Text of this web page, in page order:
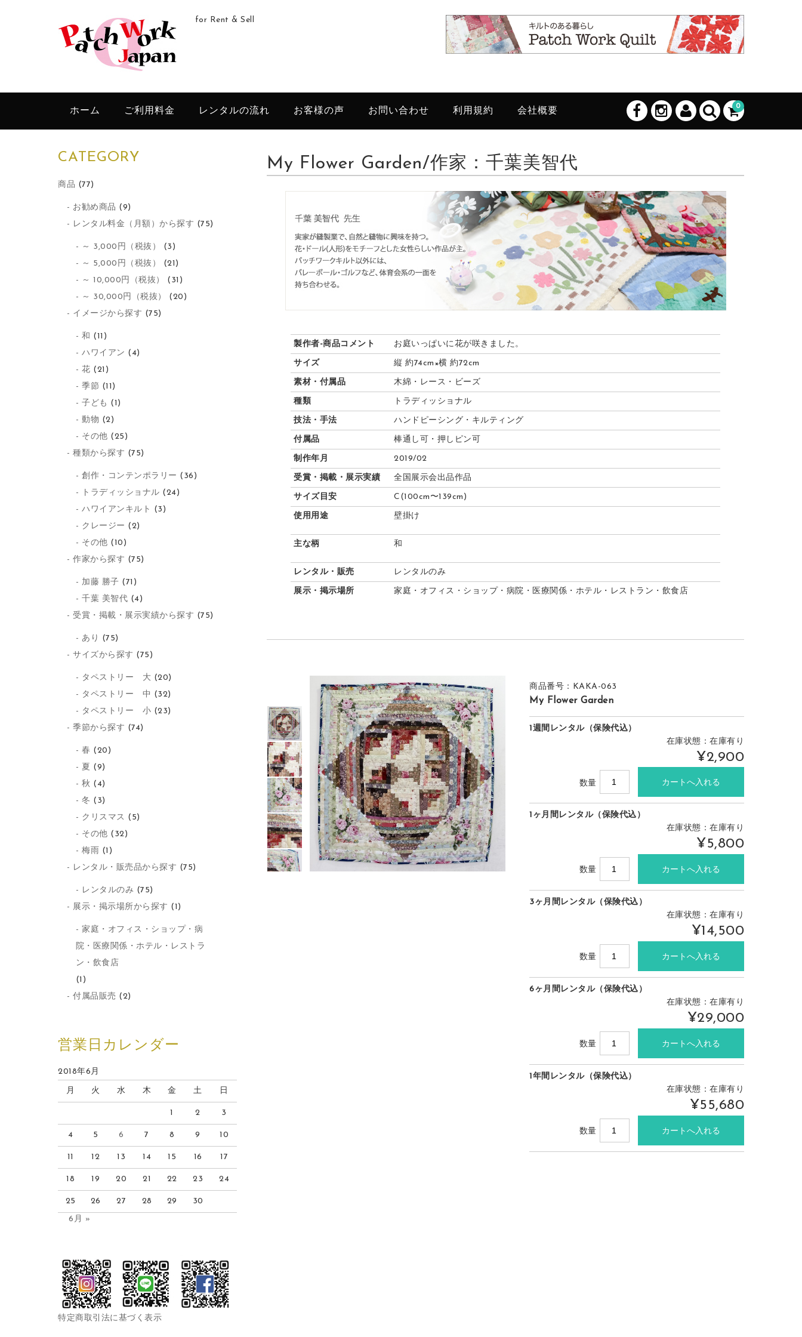
for Rent & Sell
0
ホーム ご利用料金 レンタルの流れ お客様の声 お問い合わせ 利用規約 会社概要
My Flower Garden/作家：千葉美智代
製作者-商品コメント お庭いっぱいに花が咲きました。
サイズ 縦 約74cm×横 約72cm
素材・付属品 木綿・レース・ビーズ
種類 トラディッショナル
技法・手法 ハンドピーシング・キルティング
付属品 棒通し可・押しピン可
制作年月 2019/02
受賞・掲載・展示実績 全国展示会出品作品
サイズ目安 C(100cm〜139cm)
使用用途 壁掛け
主な柄 和
レンタル・販売 レンタルのみ
展示・掲示場所 家庭・オフィス・ショップ・病院・医療関係・ホテル・レストラン・飲食店
商品番号：KAKA-063
My Flower Garden
1週間レンタル（保険代込）
在庫状態：在庫有り
¥2,900
数量
1ヶ月間レンタル（保険代込）
在庫状態：在庫有り
¥5,800
数量
3ヶ月間レンタル（保険代込）
在庫状態：在庫有り
¥14,500
数量
6ヶ月間レンタル（保険代込）
在庫状態：在庫有り
¥29,000
数量
1年間レンタル（保険代込）
在庫状態：在庫有り
¥55,680
数量
CATEGORY
商品 (77)
お勧め商品 (9)
レンタル料金（月額）から探す (75)
～ 3,000円（税抜）
(3)
～ 5,000円（税抜）
(21)
～ 10,000円（税抜）
(31)
～ 30,000円（税抜）
(20)
イメージから探す (75)
和 (11)
ハワイアン (4)
花 (21)
季節 (11)
子ども (1)
動物 (2)
その他 (25)
種類から探す (75)
創作・コンテンポラリー (36)
トラディッショナル (24)
ハワイアンキルト (3)
クレージー (2)
その他 (10)
作家から探す (75)
加藤 勝子 (71)
千葉 美智代 (4)
受賞・掲載・展示実績から探す (75)
あり (75)
サイズから探す (75)
タペストリー 大 (20)
タペストリー 中 (32)
タペストリー 小 (23)
季節から探す (74)
春 (20)
夏 (9)
秋 (4)
冬 (3)
クリスマス (5)
その他 (32)
梅雨 (1)
レンタル・販売品から探す (75)
レンタルのみ (75)
展示・掲示場所から探す (1)
家庭・オフィス・ショップ・病
院・医療関係・ホテル・レストラ
ン・飲食店
(1)
付属品販売 (2)
営業日カレンダー
2018年6月
月 火 水 木 金 土 日
1 2 3
4 5 6 7 8 9 10
11 12 13 14 15 16 17
18 19 20 21 22 23 24
25 26 27 28 29
30
6月 »
特定商取引法に基づく表示